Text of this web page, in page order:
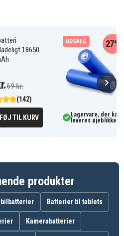
følgende produkter:
18650
(142)
69 kr.
TIL KURV
UDSALG 27%
Lagervare, der kan
leveres
produkter
Batterier til tablets
Kamerabatterier